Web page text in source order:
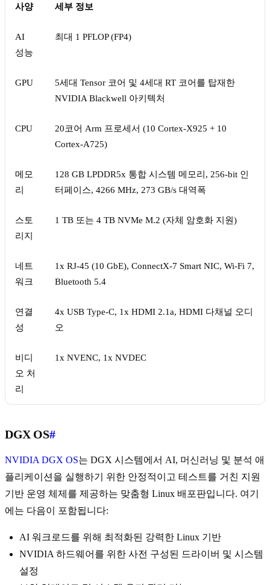
사양 세부 정보
AI
성능
최대 1 PFLOP (FP4)
GPU
5세대 Tensor 코어 및 4세대 RT 코어를 탑재한
NVIDIA Blackwell 아키텍처
CPU
20코어 Arm 프로세서 (10 Cortex-X925 + 10
Cortex-A725)
메모
리
128 GB LPDDR5x 통합 시스템 메모리, 256-bit 인
터페이스, 4266 MHz, 273 GB/s 대역폭
스토
리지
1 TB 또는 4 TB NVMe M.2 (자체 암호화 지원)
네트
워크
1x RJ-45 (10 GbE), ConnectX-7 Smart NIC, Wi-Fi 7,
Bluetooth 5.4
연결
성
4x USB Type-C, 1x HDMI 2.1a, HDMI 다채널 오디
오
비디
오 처
리
1x NVENC, 1x NVDEC
DGX OS#
NVIDIA DGX OS는 DGX 시스템에서 AI, 머신러닝 및 분석 애
플리케이션을 실행하기 위한 안정적이고 테스트를 거친 지원
기반 운영 체제를 제공하는 맞춤형 Linux 배포판입니다. 여기
에는 다음이 포함됩니다:
AI 워크로드를 위해 최적화된 강력한 Linux 기반
NVIDIA 하드웨어를 위한 사전 구성된 드라이버 및 시스템
설정